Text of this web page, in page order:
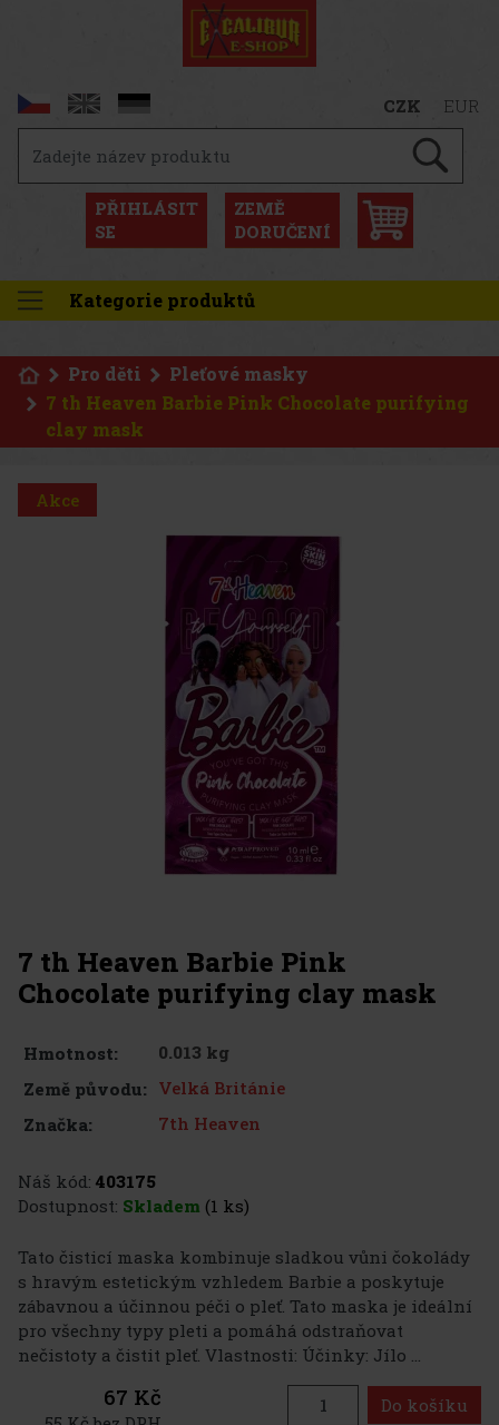
CZK EUR
PŘIHLÁSIT
SE
ZEMĚ
DORUČENÍ
Kategorie produktů
Pro děti
Pleťové masky
7 th Heaven Barbie Pink Chocolate purifying
clay mask
7 th Heaven Barbie Pink
Chocolate purifying clay mask
Hmotnost:
0.013 kg
Země původu: Velká Británie
Značka:
7th Heaven
Náš kód: 403175
Dostupnost: Skladem (1 ks)
Tato čisticí maska kombinuje sladkou vůni čokolády
s hravým estetickým vzhledem Barbie a poskytuje
zábavnou a účinnou péči o pleť. Tato maska je ideální
pro všechny typy pleti a pomáhá odstraňovat
nečistoty a čistit pleť. Vlastnosti: Účinky: Jílo ...
67 Kč Do košíku
Akce